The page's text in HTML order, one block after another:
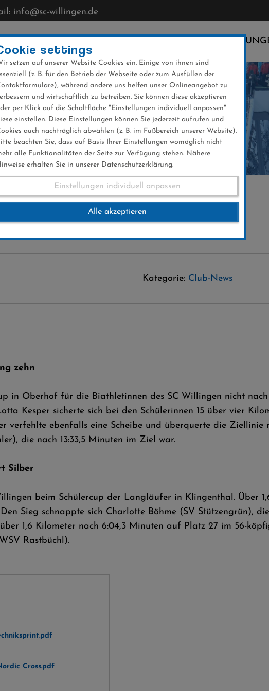
info@sc-willingen.de
Kategorie: Club-News
zehn
in Oberhof für die Biathletinnen des SC Willingen nicht
Kesper sicherte sich bei den Schülerinnen 15 über vier
verfehlte ebenfalls eine Scheibe und überquerte die Ziellinie
die nach 13:33,5 Minuten im Ziel war.
Silber
beim Schülercup der Langläufer in Klingenthal. Über
Sieg schnappte sich Charlotte Böhme (SV Stützengrün),
1,6 Kilometer nach 6:04,3 Minuten auf Platz 27 im 56-
Rastbüchl).
Cross.pdf
settings
setzen auf unserer Website Cookies ein. Einige von ihnen sind
(z. B. für den Betrieb der Webseite oder zum Ausfüllen der
während andere uns helfen unser Onlineangebot zu
und wirtschaftlich zu betreiben. Sie können diese akzeptieren
per Klick auf die Schaltfläche "Einstellungen individuell anpassen"
einstellen. Diese Einstellungen können Sie jederzeit aufrufen und
auch nachträglich abwählen (z. B. im Fußbereich unserer Website).
beachten Sie, dass auf Basis Ihrer Einstellungen womöglich nicht
alle Funktionalitäten der Seite zur Verfügung stehen. Nähere
erhalten Sie in unserer Datenschutzerklärung.
Einstellungen individuell anpassen
Alle akzeptieren